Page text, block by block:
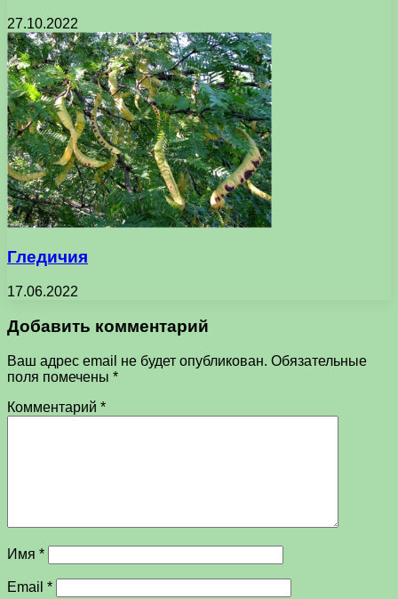
27.10.2022
Гледичия
17.06.2022
Добавить комментарий
Ваш адрес email не будет опубликован. Обязательные
поля помечены *
Комментарий *
Имя *
Email *